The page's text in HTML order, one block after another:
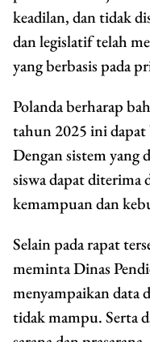
keadilan, dan tidak
dan legislatif telah
yang berbasis pada
Polanda berharap
tahun 2025 ini dapat
Dengan sistem yang
siswa dapat diterima
kemampuan dan
Selain pada rapat
meminta Dinas
menyampaikan data
tidak mampu. Serta